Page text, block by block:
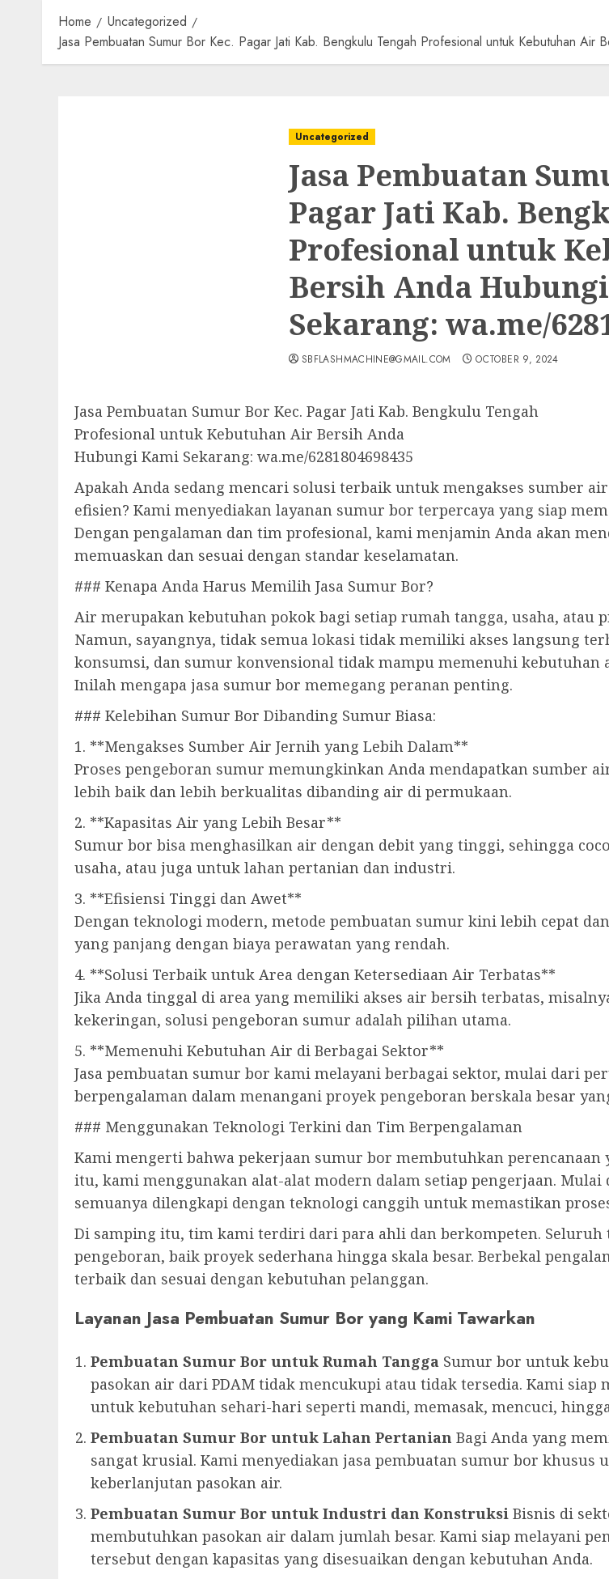
Home
Uncategorized
Jasa Pembuatan Sumur Bor Kec. Pagar Jati Kab. Bengkulu Tengah Profesional untuk Kebutuhan
Uncategorized
Jasa Pembuatan
Pagar Jati Kab.
Profesional untuk
Bersih Anda
Sekarang: wa.me/
SBFLASHMACHINE@GMAIL.COM OCTOBER 9, 2024
Jasa Pembuatan Sumur Bor Kec. Pagar Jati Kab. Bengkulu Tengah
Profesional untuk Kebutuhan Air Bersih Anda
Hubungi Kami Sekarang: wa.me/6281804698435
Apakah Anda sedang mencari solusi terbaik untuk mengakses sumber
efisien? Kami menyediakan layanan sumur bor terpercaya yang siap
Dengan pengalaman dan tim profesional, kami menjamin Anda akan
memuaskan dan sesuai dengan standar keselamatan.
### Kenapa Anda Harus Memilih Jasa Sumur Bor?
Air merupakan kebutuhan pokok bagi setiap rumah tangga, usaha, atau
Namun, sayangnya, tidak semua lokasi tidak memiliki akses langsung
konsumsi, dan sumur konvensional tidak mampu memenuhi kebutuhan
Inilah mengapa jasa sumur bor memegang peranan penting.
### Kelebihan Sumur Bor Dibanding Sumur Biasa:
1. **Mengakses Sumber Air Jernih yang Lebih Dalam**
Proses pengeboran sumur memungkinkan Anda mendapatkan sumber
lebih baik dan lebih berkualitas dibanding air di permukaan.
2. **Kapasitas Air yang Lebih Besar**
Sumur bor bisa menghasilkan air dengan debit yang tinggi, sehingga
usaha, atau juga untuk lahan pertanian dan industri.
3. **Efisiensi Tinggi dan Awet**
Dengan teknologi modern, metode pembuatan sumur kini lebih cepat
yang panjang dengan biaya perawatan yang rendah.
4. **Solusi Terbaik untuk Area dengan Ketersediaan Air Terbatas**
Jika Anda tinggal di area yang memiliki akses air bersih terbatas,
kekeringan, solusi pengeboran sumur adalah pilihan utama.
5. **Memenuhi Kebutuhan Air di Berbagai Sektor**
Jasa pembuatan sumur bor kami melayani berbagai sektor, mulai dari
berpengalaman dalam menangani proyek pengeboran berskala besar
### Menggunakan Teknologi Terkini dan Tim Berpengalaman
Kami mengerti bahwa pekerjaan sumur bor membutuhkan perencanaan
itu, kami menggunakan alat-alat modern dalam setiap pengerjaan.
semuanya dilengkapi dengan teknologi canggih untuk memastikan
Di samping itu, tim kami terdiri dari para ahli dan berkompeten.
pengeboran, baik proyek sederhana hingga skala besar. Berbekal
terbaik dan sesuai dengan kebutuhan pelanggan.
Layanan Jasa Pembuatan Sumur Bor yang Kami Tawarkan
Pembuatan Sumur Bor untuk Rumah Tangga Sumur bor untuk
pasokan air dari PDAM tidak mencukupi atau tidak tersedia. Kami
untuk kebutuhan sehari-hari seperti mandi, memasak, mencuci,
Pembuatan Sumur Bor untuk Lahan Pertanian Bagi Anda yang
sangat krusial. Kami menyediakan jasa pembuatan sumur bor
keberlanjutan pasokan air.
Pembuatan Sumur Bor untuk Industri dan Konstruksi Bisnis di
membutuhkan pasokan air dalam jumlah besar. Kami siap melayani
tersebut dengan kapasitas yang disesuaikan dengan kebutuhan Anda.